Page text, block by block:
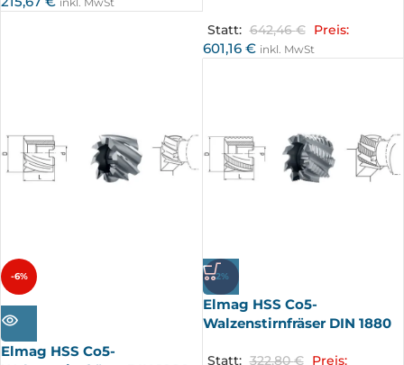
Statt: 642,46€ Preis:
601,16 € inkl. MwSt
-6%
AUSV
ERKA
Elmag HSS Co5-
-2%
Elmag HSS Co5-
Walzenstirnfräser DIN 1880
Statt: 322,80€ Preis: